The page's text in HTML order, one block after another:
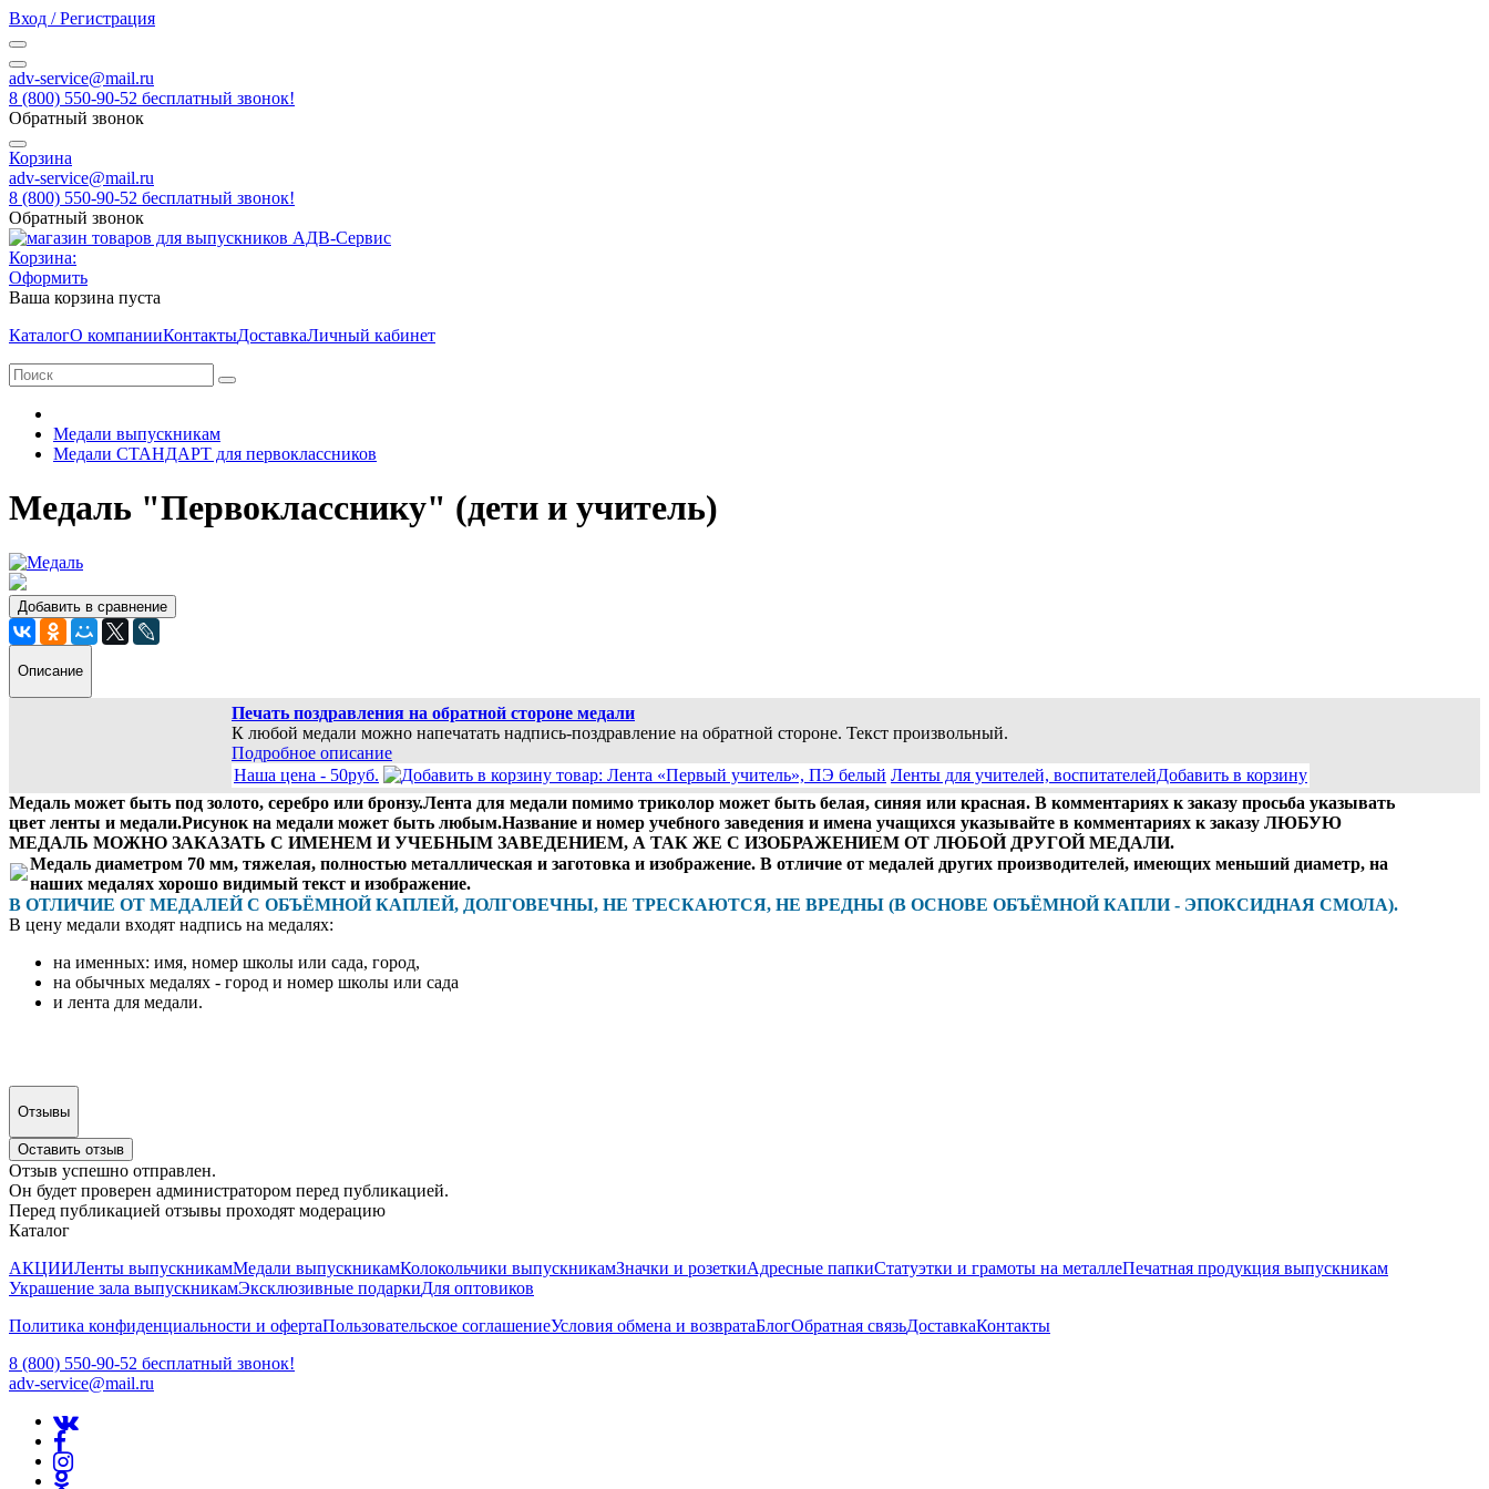
Вход / Регистрация
adv-service@mail.ru
8 (800) 550-90-52 бесплатный звонок!
Обратный звонок
Корзина
adv-service@mail.ru
8 (800) 550-90-52 бесплатный звонок!
Обратный звонок
Корзина:
Оформить
Ваша корзина пуста
КаталогО компанииКонтактыДоставкаЛичный кабинет
Медали выпускникам
Медали СТАНДАРТ для первоклассников
Медаль "Первокласснику" (дети и учитель)
Добавить в сравнение
Описание
Печать поздравления на обратной стороне медали
К любой медали можно напечатать надпись-поздравление на обратной стороне. Текст произвольный.
Подробное описание
Наша цена - 50руб.
Ленты для учителей, воспитателейДобавить в корзину
Медаль может быть под золото, серебро или бронзу.Лента для медали помимо триколор может быть белая, синяя или красная. В комментариях к заказу просьба указывать
цвет ленты и медали.Рисунок на медали может быть любым.Название и номер учебного заведения и имена учащихся указывайте в комментариях к заказу ЛЮБУЮ
МЕДАЛЬ МОЖНО ЗАКАЗАТЬ С ИМЕНЕМ И УЧЕБНЫМ ЗАВЕДЕНИЕМ, А ТАК ЖЕ С ИЗОБРАЖЕНИЕМ ОТ ЛЮБОЙ ДРУГОЙ МЕДАЛИ.
Медаль диаметром 70 мм, тяжелая, полностью металлическая и заготовка и изображение. В отличие от медалей других производителей, имеющих меньший диаметр, на
наших медалях хорошо видимый текст и изображение.
В ОТЛИЧИЕ ОТ МЕДАЛЕЙ С ОБЪЁМНОЙ КАПЛЕЙ, ДОЛГОВЕЧНЫ, НЕ ТРЕСКАЮТСЯ, НЕ ВРЕДНЫ (В ОСНОВЕ ОБЪЁМНОЙ КАПЛИ - ЭПОКСИДНАЯ СМОЛА).
В цену медали входят надпись на медалях:
на именных: имя, номер школы или сада, город,
на обычных медалях - город и номер школы или сада
и лента для медали.
Отзывы
Оставить отзыв
Отзыв успешно отправлен.
Он будет проверен администратором перед публикацией.
Перед публикацией отзывы проходят модерацию
Каталог
АКЦИИЛенты выпускникамМедали выпускникамКолокольчики выпускникамЗначки и розеткиАдресные папкиСтатуэтки и грамоты на металлеПечатная продукция выпускникам
Украшение зала выпускникамЭксклюзивные подаркиДля оптовиков
Политика конфиденциальности и офертаПользовательское соглашениеУсловия обмена и возвратаБлогОбратная связьДоставкаКонтакты
8 (800) 550-90-52 бесплатный звонок!
adv-service@mail.ru